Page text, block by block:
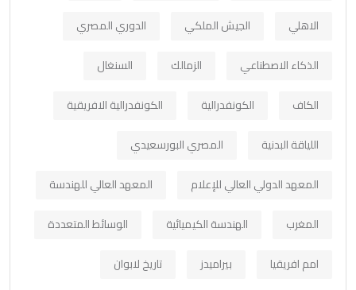
الاهلي
الجيش الملكي
الدوري المصري
الذكاء الاصطناعي
الزمالك
السنغال
الكاف
الكونفدرالية
الكونفدرالية الافريقية
اللياقة البدنية
المصري البورسعيدي
المعهد الدولي العالي للإعلام
المعهد العالي للهندسة
المغرب
الهندسة الكيميائية
الوسائط المتعددة
امم افريقيا
بيراميدز
تاريخ لابوان